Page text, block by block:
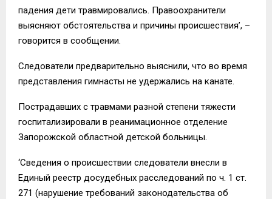
падения дети травмировались. Правоохранители
выясняют обстоятельства и причины происшествия’, –
говорится в сообщении.
Следователи предварительно выяснили, что во время
представления гимнасты не удержались на канате.
Пострадавших с травмами разной степени тяжести
госпитализировали в реанимационное отделение
Запорожской областной детской больницы.
‘Сведения о происшествии следователи внесли в
Единый реестр досудебных расследований по ч. 1 ст.
271 (нарушение требований законодательства об